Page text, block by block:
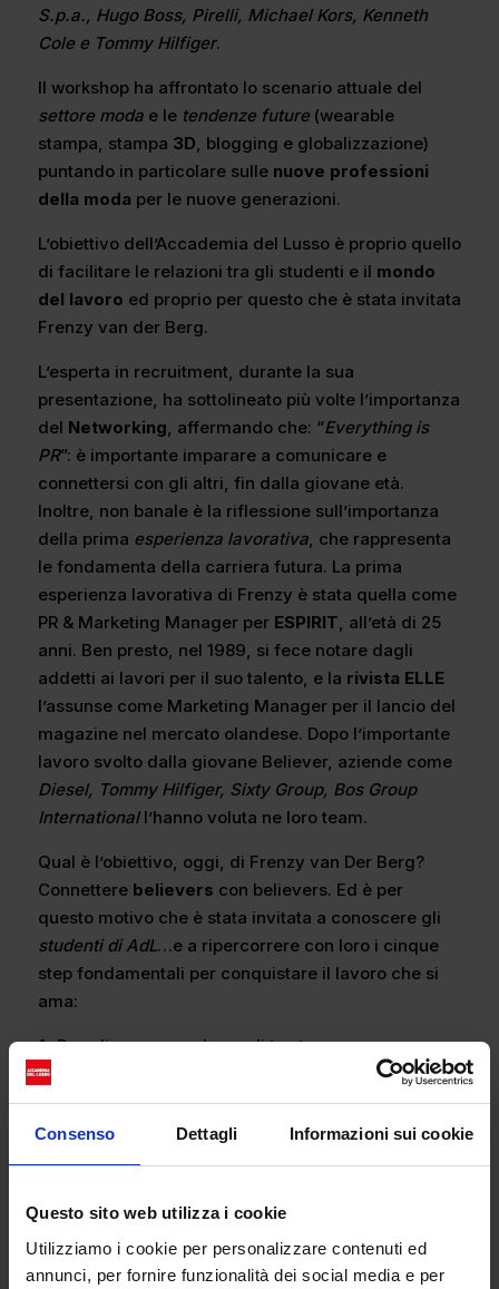
Consenso Dettagli Informazioni sui cookie
Questo sito web utilizza i cookie
Utilizziamo i cookie per personalizzare contenuti ed
annunci, per fornire funzionalità dei social media e per
S.p.a., Hugo Boss, Pirelli, Michael Kors, Kenneth
Cole e Tommy Hilfiger.
Il workshop ha affrontato lo scenario attuale del
settore moda e le tendenze future (wearable
stampa, stampa 3D, blogging e globalizzazione)
puntando in particolare sulle nuove professioni
della moda per le nuove generazioni.
L’obiettivo dell’Accademia del Lusso è proprio quello
di facilitare le relazioni tra gli studenti e il mondo
del lavoro ed proprio per questo che è stata invitata
Frenzy van der Berg.
L’esperta in recruitment, durante la sua
presentazione, ha sottolineato più volte l’importanza
del Networking, affermando che: “Everything is
PR”: è importante imparare a comunicare e
connettersi con gli altri, fin dalla giovane età.
Inoltre, non banale è la riflessione sull’importanza
della prima esperienza lavorativa, che rappresenta
le fondamenta della carriera futura. La prima
esperienza lavorativa di Frenzy è stata quella come
PR & Marketing Manager per ESPIRIT, all’età di 25
anni. Ben presto, nel 1989, si fece notare dagli
addetti ai lavori per il suo talento, e la rivista ELLE
l’assunse come Marketing Manager per il lancio del
magazine nel mercato olandese. Dopo l’importante
lavoro svolto dalla giovane Believer, aziende come
Diesel, Tommy Hilfiger, Sixty Group, Bos Group
International l’hanno voluta ne loro team.
Qual è l’obiettivo, oggi, di Frenzy van Der Berg?
Connettere believers con believers. Ed è per
questo motivo che è stata invitata a conoscere gli
studenti di AdL…e a ripercorrere con loro i cinque
step fondamentali per conquistare il lavoro che si
ama:
Prendi consapevolezza di te stesso;
Sviluppa il tuo network di conoscenze;
Acquisisci e consolida esperienze lavorative
internazionali;